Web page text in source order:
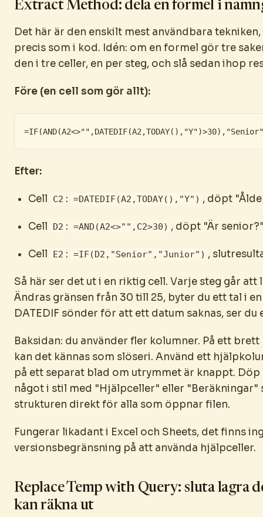
Extract Method: dela en formel i
Det här är den enskilt mest användbara
precis som i kod. Idén: om en formel gör tre
den i tre celler, en per steg, och slå sedan ihop
Före (en cell som gör allt):
Efter:
Cell C2 : =DATEDIF(A2,TODAY(),"Y") , döpt
Cell D2 : =AND(A2<>"",C2>30) , döpt "Är
Cell E2 : =IF(D2,"Senior","Junior") ,
Så här ser det ut i en riktig cell. Varje steg går att
Ändras gränsen från 30 till 25, byter du ett tal i
DATEDIF sönder för att ett datum saknas, ser du
Baksidan: du använder fler kolumner. På ett
kan det kännas som slöseri. Använd ett
på ett separat blad om utrymmet är knappt.
något i stil med "Hjälpceller" eller "Beräkningar"
strukturen direkt för alla som öppnar filen.
Fungerar likadant i Excel och Sheets, det finns
versionsbegränsning på att använda hjälpceller.
Replace Temp with Query: sluta lagra
kan räkna ut